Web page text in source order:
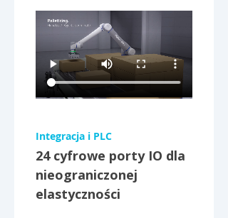
Integracja i PLC
24 cyfrowe porty IO dla
nieograniczonej
elastyczności